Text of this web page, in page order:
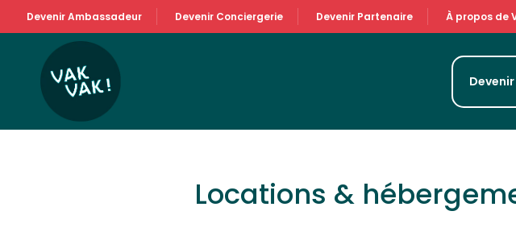
Devenir Ambassadeur Devenir Conciergerie Devenir Partenaire À propos de
Locations &